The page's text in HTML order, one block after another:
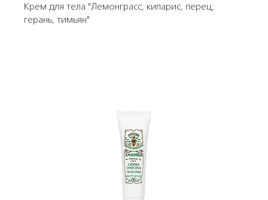
Крем для тела "Лемонграсс, кипарис, перец,
герань, тимьян"
Подробнее
В корзину